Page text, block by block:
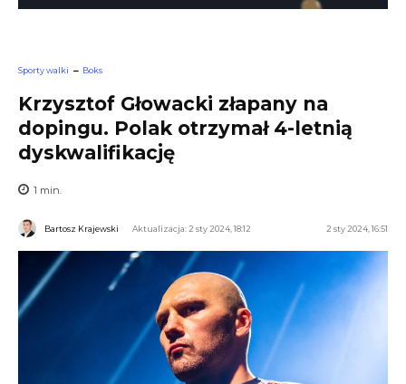
Sporty walki Boks
Krzysztof Głowacki złapany na
dopingu. Polak otrzymał 4-letnią
dyskwalifikację
1 min.
Bartosz Krajewski Aktualizacja: 2 sty 2024, 18:12 2 sty 2024, 16:51